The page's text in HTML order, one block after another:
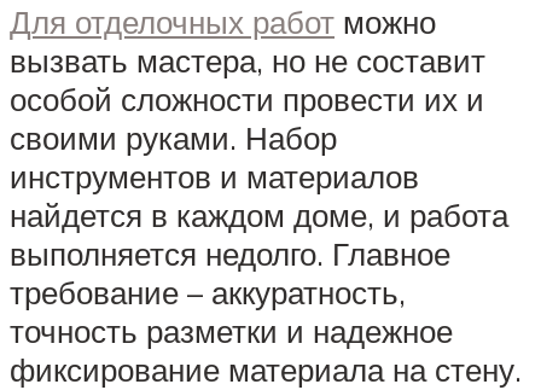
Для отделочных работ можно
вызвать мастера, но не составит
особой сложности провести их и
своими руками. Набор
инструментов и материалов
найдется в каждом доме, и работа
выполняется недолго. Главное
требование – аккуратность,
точность разметки и надежное
фиксирование материала на стену.